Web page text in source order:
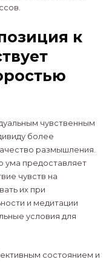
к
чувственным
более
размышления.
ума предоставляет
чувств на
их при
и медитации
условия для
состоянием и